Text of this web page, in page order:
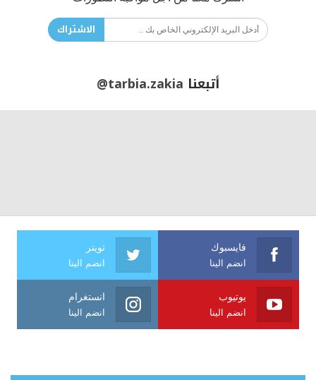
الاشتراك
أتبعنا @tarbia.zakia
فايسبوك
انضم الينا
تويتر
انضم الينا
يوتيوب
انضم الينا
انستغرام
انضم الينا